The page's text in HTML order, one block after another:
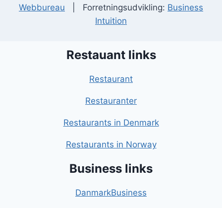
Webbureau | Forretningsudvikling: Business
Intuition
Restauant links
Restaurant
Restauranter
Restaurants in Denmark
Restaurants in Norway
Business links
DanmarkBusiness